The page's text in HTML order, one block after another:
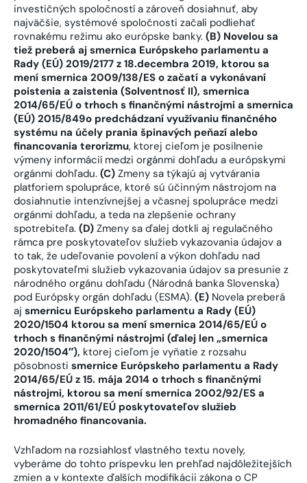
investičných spoločností a zároveň dosiahnuť, aby
najväčšie, systémové spoločnosti začali podliehať
rovnakému režimu ako európske banky. (B) Novelou sa
tiež preberá aj smernica Európskeho parlamentu a
Rady (EÚ) 2019/2177 z 18.decembra 2019, ktorou sa
mení smernica 2009/138/ES o začatí a vykonávaní
poistenia a zaistenia (Solventnosť II), smernica
2014/65/EÚ o trhoch s finančnými nástrojmi a smernica
(EÚ) 2015/849o predchádzaní využívaniu finančného
systému na účely prania špinavých peňazí alebo
financovania terorizmu, ktorej cieľom je posilnenie
výmeny informácií medzi orgánmi dohľadu a európskymi
orgánmi dohľadu. (C) Zmeny sa týkajú aj vytvárania
platforiem spolupráce, ktoré sú účinným nástrojom na
dosiahnutie intenzívnejšej a včasnej spolupráce medzi
orgánmi dohľadu, a teda na zlepšenie ochrany
spotrebiteľa. (D) Zmeny sa ďalej dotkli aj regulačného
rámca pre poskytovateľov služieb vykazovania údajov a
to tak, že udeľovanie povolení a výkon dohľadu nad
poskytovateľmi služieb vykazovania údajov sa presunie z
národného orgánu dohľadu (Národná banka Slovenska)
pod Európsky orgán dohľadu (ESMA). (E) Novela preberá
aj smernicu Európskeho parlamentu a Rady (EÚ)
2020/1504 ktorou sa mení smernica 2014/65/EÚ o
trhoch s finančnými nástrojmi (ďalej len „smernica
2020/1504″), ktorej cieľom je vyňatie z rozsahu
pôsobnosti smernice Európskeho parlamentu a Rady
2014/65/EÚ z 15. mája 2014 o trhoch s finančnými
nástrojmi, ktorou sa mení smernica 2002/92/ES a
smernica 2011/61/EÚ poskytovateľov služieb
hromadného financovania.
Vzhľadom na rozsiahlosť vlastného textu novely,
vyberáme do tohto príspevku len prehľad najdôležitejších
zmien a v kontexte ďalších modifikácii zákona o CP